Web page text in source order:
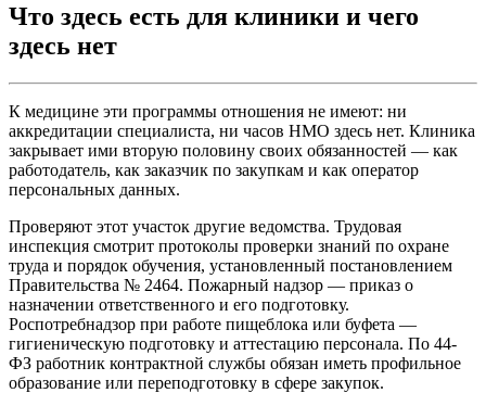
Что здесь есть для клиники и чего
здесь нет
К медицине эти программы отношения не имеют: ни
аккредитации специалиста, ни часов НМО здесь нет. Клиника
закрывает ими вторую половину своих обязанностей — как
работодатель, как заказчик по закупкам и как оператор
персональных данных.
Проверяют этот участок другие ведомства. Трудовая
инспекция смотрит протоколы проверки знаний по охране
труда и порядок обучения, установленный постановлением
Правительства № 2464. Пожарный надзор — приказ о
назначении ответственного и его подготовку.
Роспотребнадзор при работе пищеблока или буфета —
гигиеническую подготовку и аттестацию персонала. По 44-
ФЗ работник контрактной службы обязан иметь профильное
образование или переподготовку в сфере закупок.